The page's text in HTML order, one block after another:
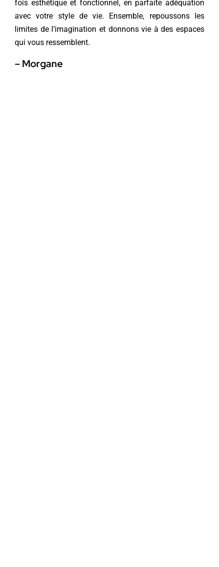
fois esthétique et fonctionnel, en parfaite adéquation
avec votre style de vie. Ensemble, repoussons les
limites de l’imagination et donnons vie à des espaces
qui vous ressemblent.
– Morgane